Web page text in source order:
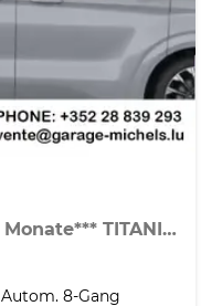
***560,- € monatlich * 36 Monate*** TITANIUM X L2 LAGERND / LIEFERBAR in 3-4 WOCHEN AB BESTELLUNG
Autom. 8-Gang